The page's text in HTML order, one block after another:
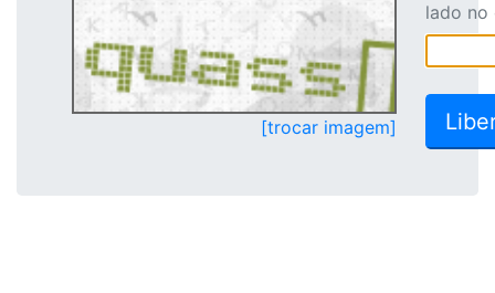
[trocar imagem]
lado no